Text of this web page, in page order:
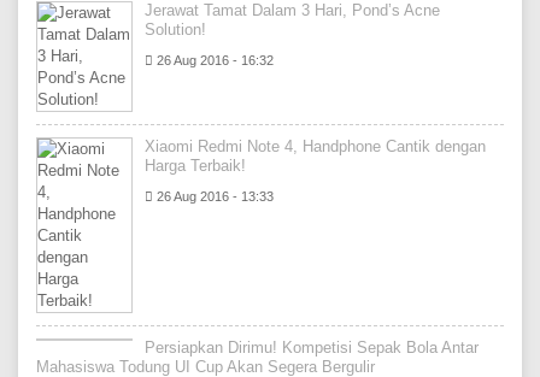
Jerawat Tamat Dalam 3 Hari, Pond’s Acne
Solution!
26 Aug 2016 - 16:32
Xiaomi Redmi Note 4, Handphone Cantik dengan
Harga Terbaik!
26 Aug 2016 - 13:33
Persiapkan Dirimu! Kompetisi Sepak Bola Antar
Mahasiswa Todung UI Cup Akan Segera Bergulir